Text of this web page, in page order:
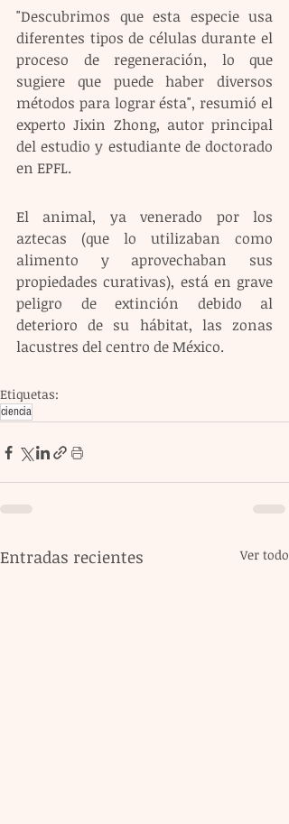
"Descubrimos que esta especie usa
diferentes tipos de células durante el
proceso de regeneración, lo que
sugiere que puede haber diversos
métodos para lograr ésta", resumió el
experto Jixin Zhong, autor principal
del estudio y estudiante de doctorado
en EPFL.
El animal, ya venerado por los
aztecas (que lo utilizaban como
alimento y aprovechaban sus
propiedades curativas), está en grave
peligro de extinción debido al
deterioro de su hábitat, las zonas
lacustres del centro de México.
Etiquetas:
ciencia
Entradas recientes Ver todo